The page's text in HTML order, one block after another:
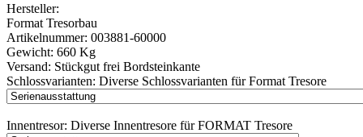
Hersteller:
Format Tresorbau
Artikelnummer: 003881-60000
Gewicht: 660 Kg
Versand: Stückgut frei Bordsteinkante
Schlossvarianten: Diverse Schlossvarianten für Format Tresore
Innentresor: Diverse Innentresore für FORMAT Tresore